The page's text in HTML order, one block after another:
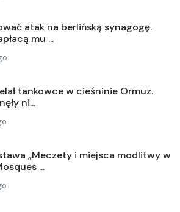
atak na berlińską synagogę.
mu ...
tankowce w cieśninie Ormuz.
ni...
„Meczety i miejsca modlitwy w
...